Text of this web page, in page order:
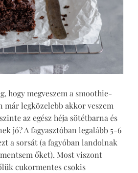
hogy megveszem a smoothie-
már legközelebb akkor veszem
az egész héja sötétbarna és
jó? A fagyasztóban legalább 5-6
a sorsát (a fagyóban landolnak
őket). Most viszont
cukormentes csokis